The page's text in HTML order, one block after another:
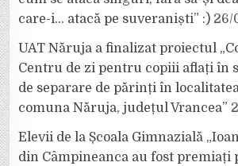
care-i… atacă pe suveraniști” :) 26/
UAT Năruja a finalizat proiectul
Centru de zi pentru copiii aflați în
de separare de părinți în
comuna Năruja, județul Vrancea”
Elevii de la Școala Gimnazială
din Câmpineanca au fost premiați